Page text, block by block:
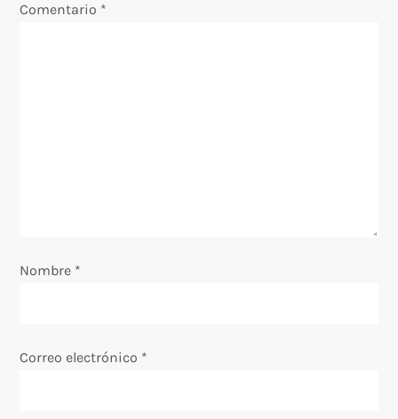
c
e
t
Comentario *
Nombre *
Correo electrónico *